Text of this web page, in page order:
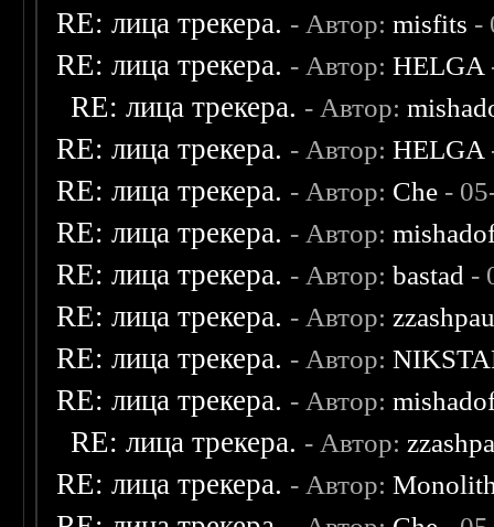
RE: лица трекера. - Автор:misfits -
RE: лица трекера. - Автор:HELGA
RE: лица трекера. - Автор:
RE: лица трекера. - Автор:HELGA
RE: лица трекера. - Автор: Che -
RE: лица трекера. - Автор:
RE: лица трекера. - Автор:bastad -
RE: лица трекера. - Автор:
RE: лица трекера. - Автор:
RE: лица трекера. - Автор:
RE: лица трекера. - Автор:
RE: лица трекера. - Автор: